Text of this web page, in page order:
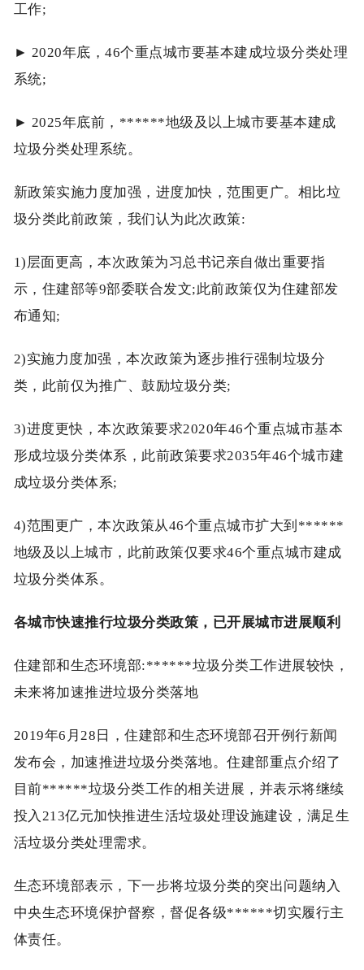
工作;
► 2020年底，46个重点城市要基本建成垃圾分类处理
系统;
► 2025年底前，******地级及以上城市要基本建成
垃圾分类处理系统。
新政策实施力度加强，进度加快，范围更广。相比垃
圾分类此前政策，我们认为此次政策:
1)层面更高，本次政策为习总书记亲自做出重要指
示，住建部等9部委联合发文;此前政策仅为住建部发
布通知;
2)实施力度加强，本次政策为逐步推行强制垃圾分
类，此前仅为推广、鼓励垃圾分类;
3)进度更快，本次政策要求2020年46个重点城市基本
形成垃圾分类体系，此前政策要求2035年46个城市建
成垃圾分类体系;
4)范围更广，本次政策从46个重点城市扩大到******
地级及以上城市，此前政策仅要求46个重点城市建成
垃圾分类体系。
各城市快速推行垃圾分类政策，已开展城市进展顺利
住建部和生态环境部:******垃圾分类工作进展较快，
未来将加速推进垃圾分类落地
2019年6月28日，住建部和生态环境部召开例行新闻
发布会，加速推进垃圾分类落地。住建部重点介绍了
目前******垃圾分类工作的相关进展，并表示将继续
投入213亿元加快推进生活垃圾处理设施建设，满足生
活垃圾分类处理需求。
生态环境部表示，下一步将垃圾分类的突出问题纳入
中央生态环境保护督察，督促各级******切实履行主
体责任。